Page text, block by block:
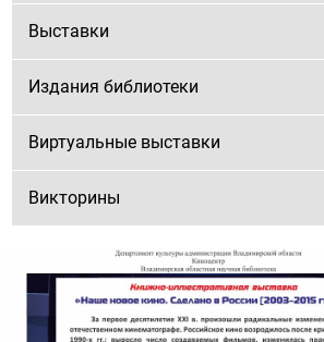
Выставки
Издания библиотеки
Виртуальные выставки
Викторины